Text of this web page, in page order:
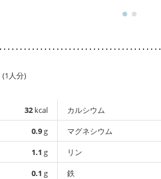
(1人分)
32 kcal
0.9g
1.1 g
0.1 g
カルシウム
マグネシウム
リン
鉄